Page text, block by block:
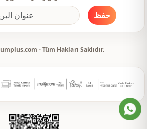
حفظ
- Tüm Hakları Saklıdır.